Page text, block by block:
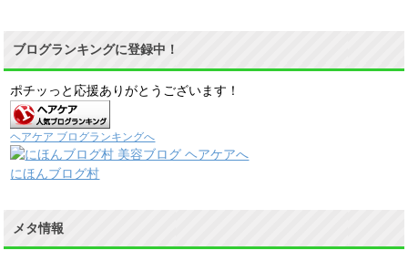
ブログランキングに登録中！
ポチッっと応援ありがとうございます！
ヘアケア ブログランキングへ
にほんブログ村
メタ情報